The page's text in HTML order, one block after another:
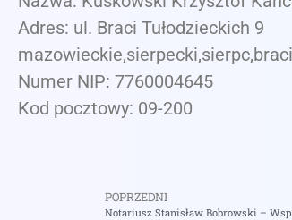
Adres: ul. Braci Tułodzieckich 9
Numer NIP: 7760004645
Kod pocztowy: 09-200
POPRZEDNI
Notariusz Stanisław Bobrowski –